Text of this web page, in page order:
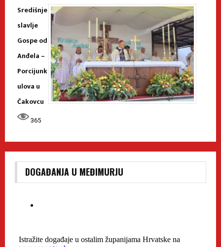
Središnje
slavlje
Gospe od
Anđela –
Porcijunk
ulova u
Čakovcu
365
DOGAĐANJA U MEĐIMURJU